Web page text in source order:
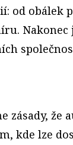
od obálek
zásady, že
kde lze